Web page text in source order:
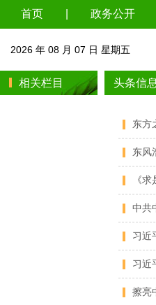
首页 政务公开
2026 年 08 月 07 日 星期五
相关栏目 头条信息
东方
东风
《
习近
习近